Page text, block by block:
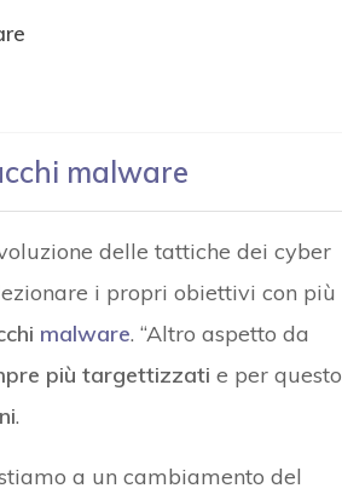
malware
delle tattiche dei cyber
i propri obiettivi con più
malware. “Altro aspetto da
più targettizzati e per questo
.
a un cambiamento del